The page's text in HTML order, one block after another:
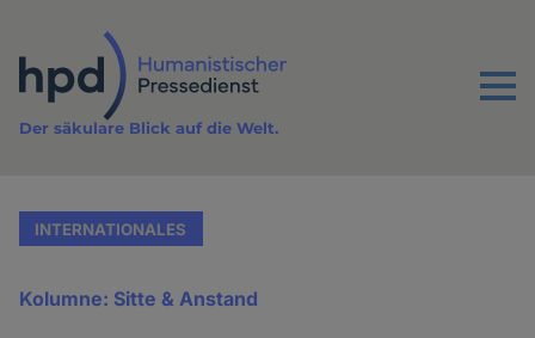
Inhalt
Menu
Der säkulare Blick auf die Welt.
INTERNATIONALES
Kolumne: Sitte & Anstand